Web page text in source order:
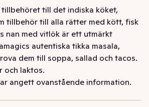
till det indiska köket,
tillbehör till alla rätter med kött, fisk
nan med vitlök är ett utmärkt
autentiska tikka masala,
dem till soppa, sallad och tacos.
och laktos.
angett ovanstående information.